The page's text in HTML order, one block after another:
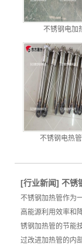
不锈钢电加
不锈钢电热
[行业新闻] 不锈
不锈钢加热管作为
高能源利用效率和
锈钢加热管的节能
过改进加热管的内